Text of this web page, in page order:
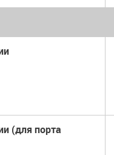
(для порта